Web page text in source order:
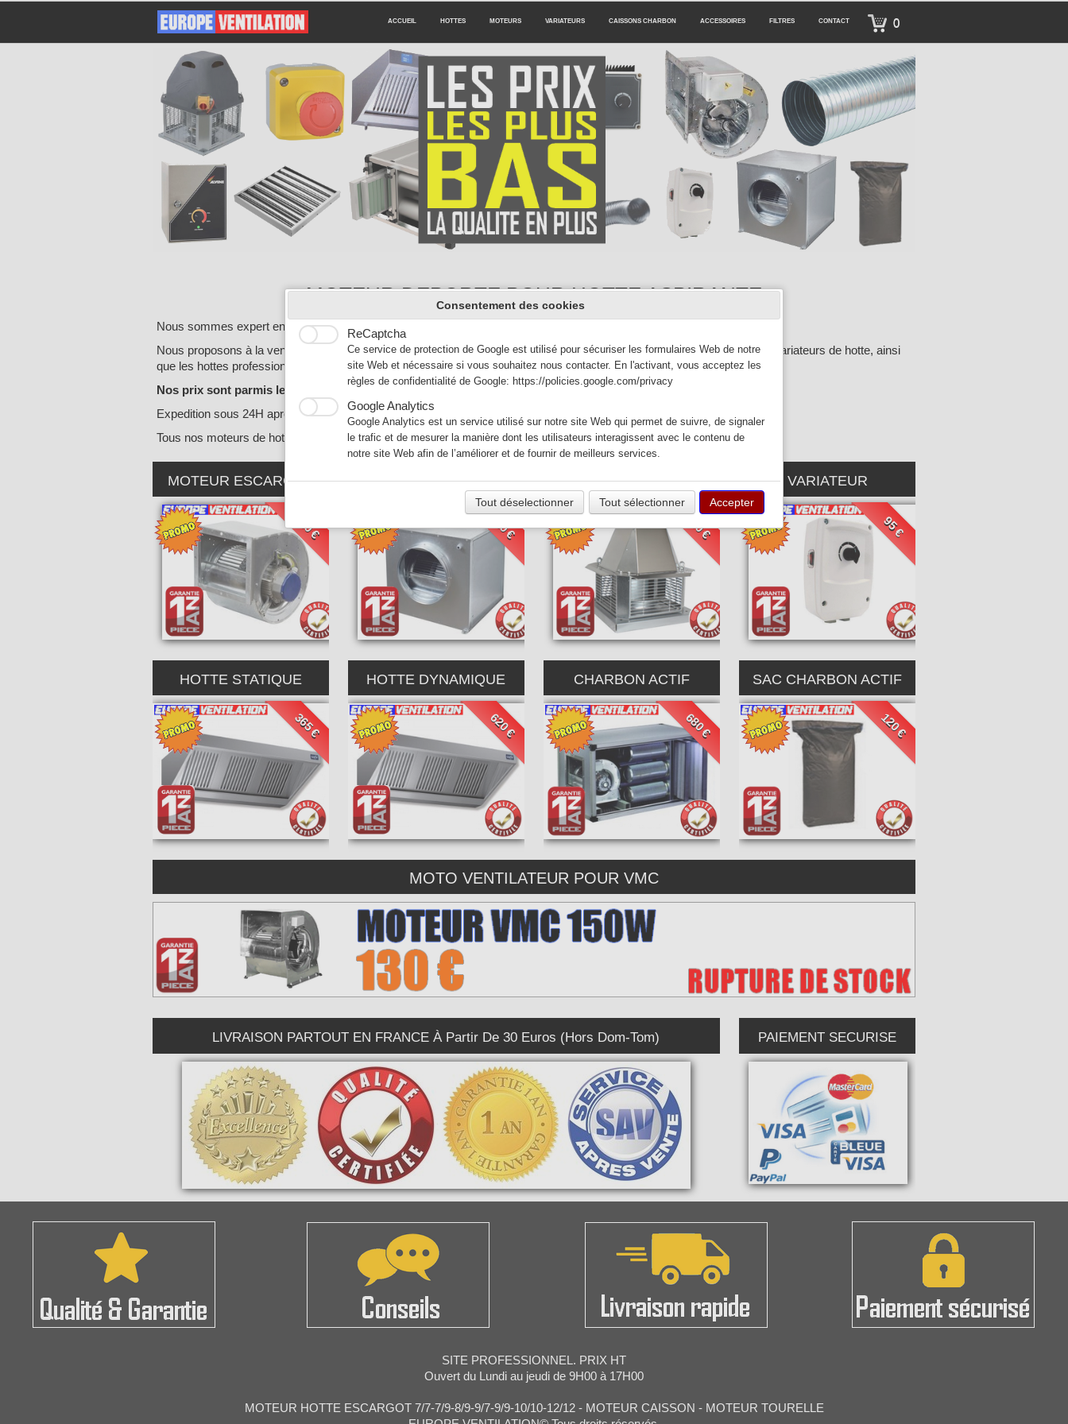
ACCUEIL HOTTES MOTEURS VARIATEURS CAISSONS CHARBON ACCESSOIRES FILTRES CONTACT 0
MOTEUR DEPORTE POUR HOTTE ASPIRANTE
Nous sommes expert en extraction de ventilation de hotte de cuisine professionnelle pour les restaurants.
Nous proposons à la vente tout type de moteur: Moteur escargot 7/7 7/9 9/9 10/10, Moteur caisson, Moteur tourelle, les variateurs de hotte, ainsi
que les hottes professionnelles de restaurant et les caissons anti-odeurs au charbon actif.
Nos prix sont parmis les plus bas de France et nous livrons partout en France.
Expedition sous 24H après encaissement et à partir de 30 euros pour la France et la Corse (Hors DOM-TOM)
Tous nos moteurs de hotte de cuisine professionnelle de restaurant sont garantis 1 an pièce.
MOTEUR ESCARGOT
180 €
MOTEUR CAISSON
380 €
MOTEUR TOURELLE
450 €
VARIATEUR
95 €
HOTTE STATIQUE
365 €
HOTTE DYNAMIQUE
620 €
CHARBON ACTIF
680 €
SAC CHARBON ACTIF
120 €
MOTO VENTILATEUR POUR VMC
LIVRAISON PARTOUT EN FRANCE À Partir De 30 Euros (Hors Dom-Tom) PAIEMENT SECURISE
SITE PROFESSIONNEL. PRIX HT
Ouvert du Lundi au jeudi de 9H00 à 17H00
MOTEUR HOTTE ESCARGOT 7/7-7/9-8/9-9/7-9/9-10/10-12/12 - MOTEUR CAISSON - MOTEUR TOURELLE
Consentement des cookies
ReCaptcha
Ce service de protection de Google est utilisé pour sécuriser les formulaires Web de notre
site Web et nécessaire si vous souhaitez nous contacter. En l'activant, vous acceptez les
règles de confidentialité de Google: https://policies.google.com/privacy
Google Analytics
Google Analytics est un service utilisé sur notre site Web qui permet de suivre, de signaler
le trafic et de mesurer la manière dont les utilisateurs interagissent avec le contenu de
notre site Web afin de l’améliorer et de fournir de meilleurs services.
Tout déselectionner Tout sélectionner Accepter